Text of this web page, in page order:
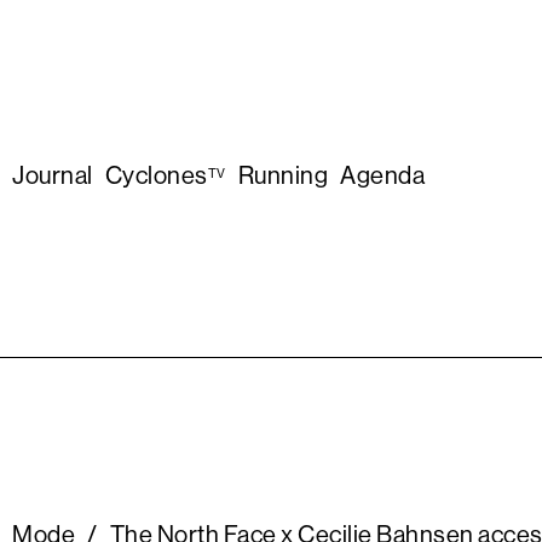
Journal CyclonesTV Running Agenda
Mode / The North Face x Cecilie Bahnsen